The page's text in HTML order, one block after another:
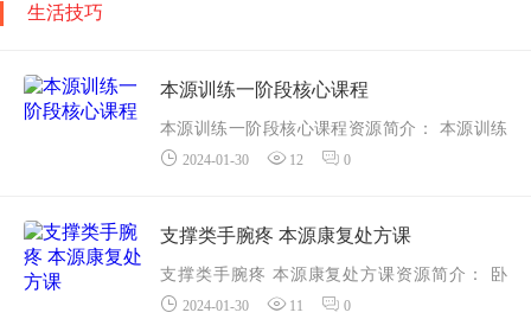
生活技巧
本源训练一阶段核心课程
本源训练一阶段核心课程资源简介： 本源训练
一阶段核心课程
2024-01-30 12 0
支撑类手腕疼 本源康复处方课
支撑类手腕疼 本源康复处方课资源简介： 卧
推、俯卧撑、瑜伽体式、生活中遇到的支撑类
2024-01-30 11 0